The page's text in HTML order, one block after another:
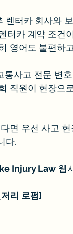
렌터카 회사와
터카 계약 조건
영어도 불편하
통사고 전문 변
직원이 현장으
면 우선 사고
다.
Injury Law 웹
리 로펌]